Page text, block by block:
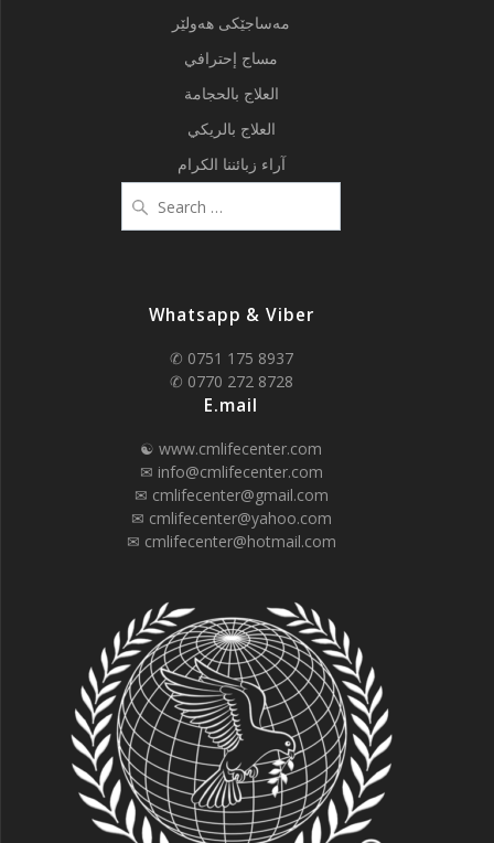
مەساجێکی هەولێر
مساج إحترافي
العلاج بالحجامة
العلاج بالريكي
آراء زبائننا الكرام
for:
Whatsapp & Viber
✆ 0751 175 8937
✆ 0770 272 8728
E.mail
☯ www.cmlifecenter.com
✉ info@cmlifecenter.com
✉ cmlifecenter@gmail.com
✉ cmlifecenter@yahoo.com
✉ cmlifecenter@hotmail.com